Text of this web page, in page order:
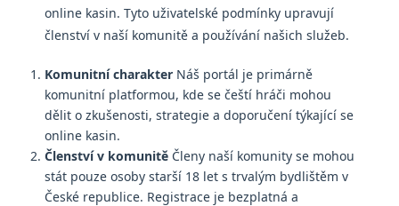
online kasin. Tyto uživatelské podmínky upravují
členství v naší komunitě a používání našich služeb.
Komunitní charakterNáš portál je primárně
komunitní platformou, kde se čeští hráči mohou
dělit o zkušenosti, strategie a doporučení týkající se
online kasin.
Členství v komunitěČleny naší komunity se mohou
stát pouze osoby starší 18 let s trvalým bydlištěm v
České republice. Registrace je bezplatná a